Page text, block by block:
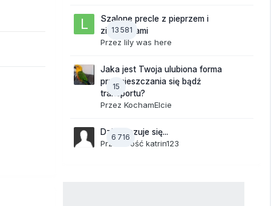
13 581
Szalone precle z pieprzem i
ziemniakami
Przez lily was here
15
Jaka jest Twoja ulubiona forma
przemieszczania się bądź
transportu?
Przez KochamElcie
6 716
Dzisiaj czuje się...
Przez Gość katrin123